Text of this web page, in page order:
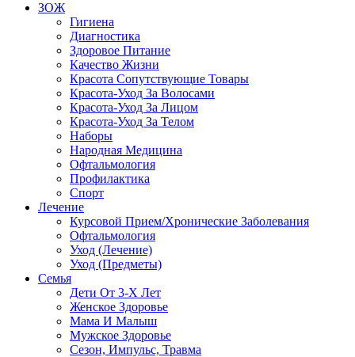
ЗОЖ
Гигиена
Диагностика
Здоровое Питание
Качество Жизни
Красота Сопутствующие Товары
Красота-Уход За Волосами
Красота-Уход За Лицом
Красота-Уход За Телом
Наборы
Народная Медицина
Офтальмология
Профилактика
Спорт
Лечение
Курсовой Прием/Хронические Заболевания
Офтальмология
Уход (Лечение)
Уход (Предметы)
Семья
Дети От 3-Х Лет
Женское Здоровье
Мама И Малыш
Мужское Здоровье
Сезон, Импульс, Травма